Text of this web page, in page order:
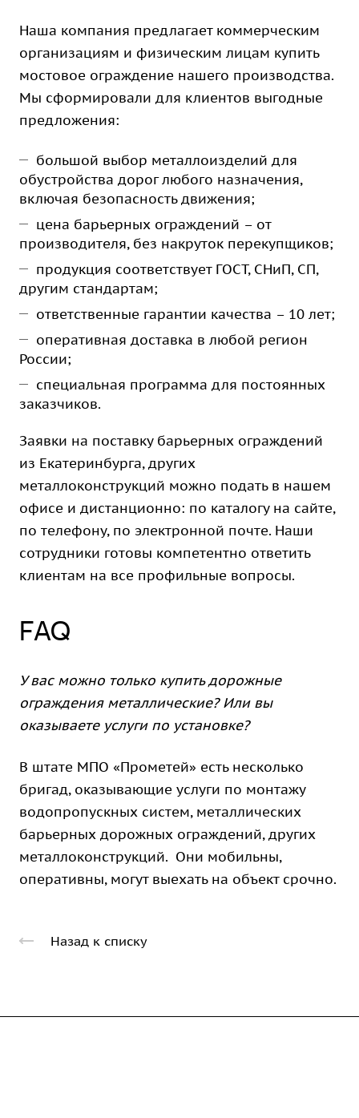
Наша компания предлагает коммерческим
организациям и физическим лицам купить
мостовое ограждение нашего производства.
Мы сформировали для клиентов выгодные
предложения:
большой выбор металлоизделий для
обустройства дорог любого назначения,
включая безопасность движения;
цена барьерных ограждений – от
производителя, без накруток перекупщиков;
продукция соответствует ГОСТ, СНиП, СП,
другим стандартам;
ответственные гарантии качества – 10 лет;
оперативная доставка в любой регион
России;
специальная программа для постоянных
заказчиков.
Заявки на поставку барьерных ограждений
из Екатеринбурга, других
металлоконструкций можно подать в нашем
офисе и дистанционно: по каталогу на сайте,
по телефону, по электронной почте. Наши
сотрудники готовы компетентно ответить
клиентам на все профильные вопросы.
FAQ
У вас можно только купить дорожные
ограждения металлические? Или вы
оказываете услуги по установке?
В штате МПО «Прометей» есть несколько
бригад, оказывающие услуги по монтажу
водопропускных систем, металлических
барьерных дорожных ограждений, других
металлоконструкций. Они мобильны,
оперативны, могут выехать на объект срочно.
Назад к списку